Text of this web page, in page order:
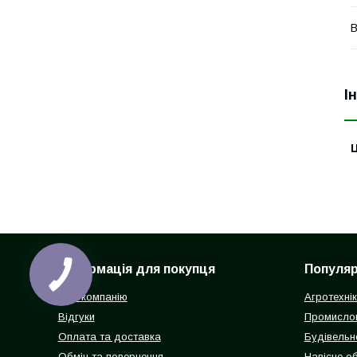
Інформація для покупця
Про компанію
Відгуки
Оплата та доставка